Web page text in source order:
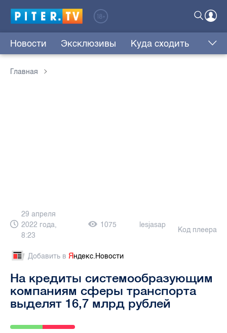
Новости Эксклюзивы Куда сходить
Главная
29 апреля
2022 года,
8:23
1075 lesjasap
Код плеера
Добавить в Яндекс.Новости
На кредиты системообразующим
компаниям сферы транспорта
выделят 16,7 млрд рублей